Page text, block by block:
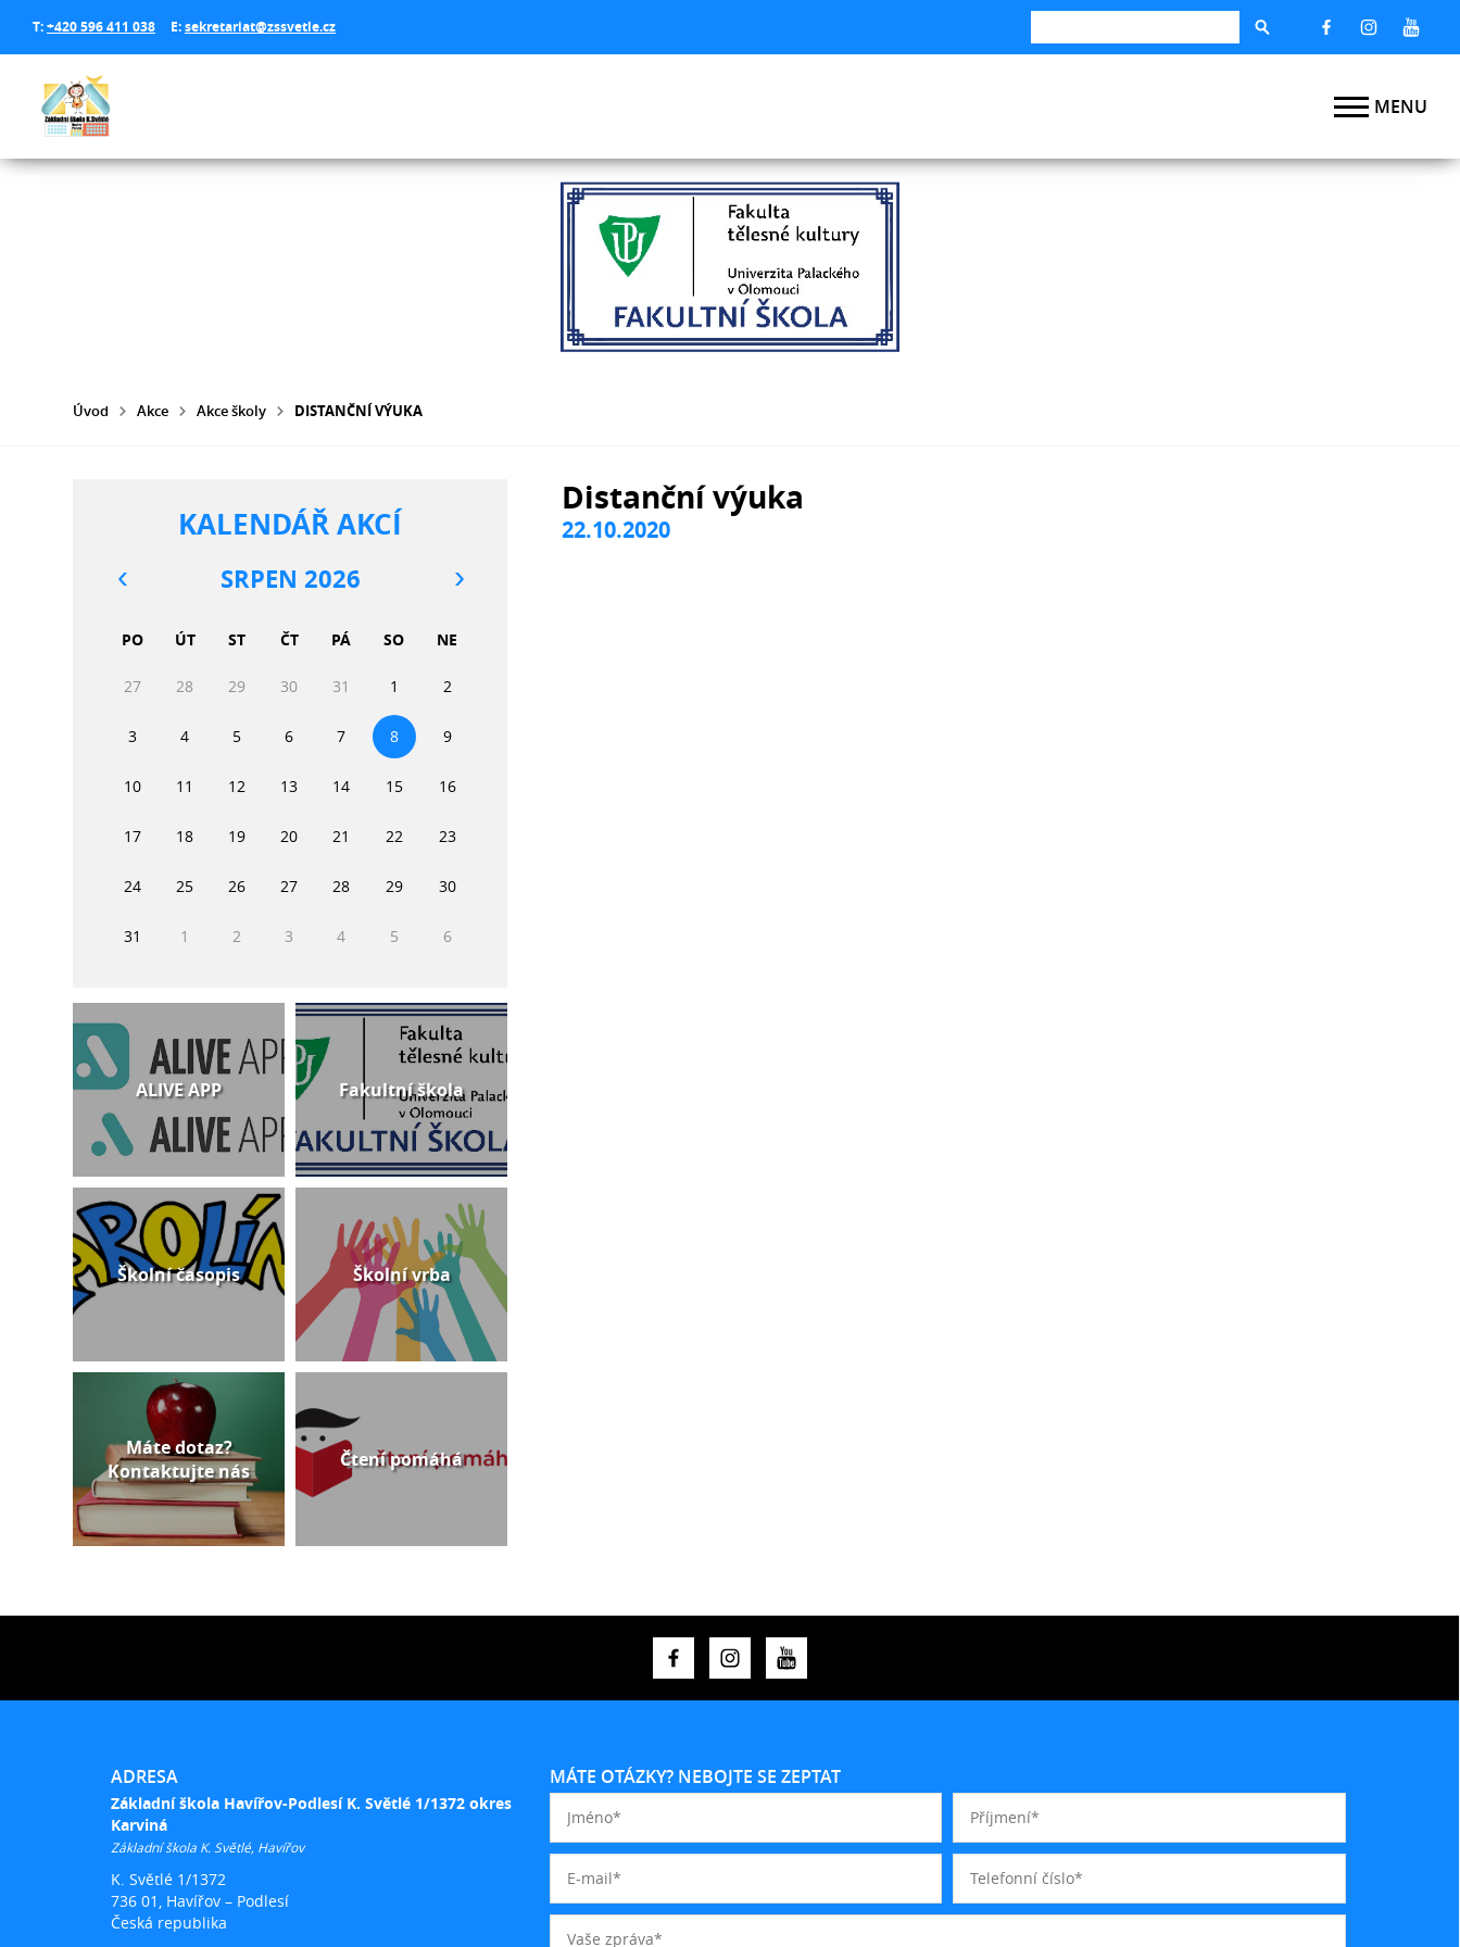
T:+420 596 411 038 E:sekretariat@zssvetle.cz
Úvod Akce Akce školy DISTANČNÍ VÝUKA
Distanční výuka
22.10.2020
KALENDÁŘ AKCÍ
SRPEN 2026
PO ÚT ST ČT PÁ SO NE
27 28 29 30 31 1 2
3 4 5 6 7 8 9
10 11 12 13 14 15 16
17 18 19 20 21 22 23
24 25 26 27 28 29 30
31 1 2 3 4 5 6
ALIVE APP Fakultní škola
Školní časopis Školní vrba
Máte dotaz?
Kontaktujte nás
Čtení pomáhá
ADRESA
Základní škola Havířov-Podlesí K. Světlé 1/1372 okres
Karviná
Základní škola K. Světlé, Havířov
K. Světlé 1/1372
736 01, Havířov – Podlesí
Česká republika
MÁTE OTÁZKY? NEBOJTE SE ZEPTAT